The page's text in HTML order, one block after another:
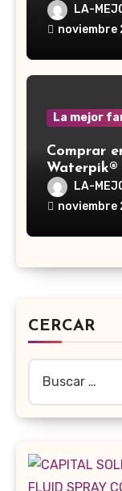
LA-
noviembre
La mejor
Comprar
Waterpik®
LA-
noviembre
CERCAR